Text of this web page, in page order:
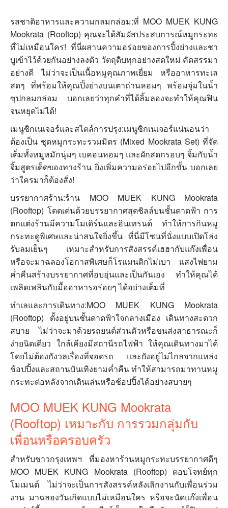
รสชาติอาหารและความกลมกล่อม:ที่ MOO MUEK KUNG
Mookrata (Rooftop) คุณจะได้สัมผัสประสบการณ์หมูกระทะ
ที่ไม่เหมือนใคร! ที่นี่ผสานความอร่อยของการปิ้งย่างและชา
บูเข้าไว้ด้วยกันอย่างลงตัว วัตถุดิบทุกอย่างสดใหม่ คัดสรรมา
อย่างดี ไม่ว่าจะเป็นเนื้อหมูคุณภาพเยี่ยม หรืออาหารทะเล
สดๆ ที่พร้อมให้คุณปิ้งย่างบนเตาถ่านหอมๆ พร้อมจุ่มในน้ำ
ซุปกลมกล่อม บอกเลยว่าทุกคำที่ได้ลิ้มลองจะทำให้คุณฟิน
จนหยุดไม่ได้!
เมนูซิกเนเจอร์และสไตล์การปรุง:เมนูซิกเนเจอร์แน่นอนว่า
ต้องเป็น ชุดหมูกระทะรวมมิตร (Mixed Mookrata Set) ที่จัด
เต็มทั้งหมูหมักนุ่มๆ เบคอนหอมๆ และผักสดกรอบๆ จิ้มกับน้ำ
จิ้มสูตรเด็ดของทางร้าน ยิ่งเพิ่มความอร่อยไปอีกขั้น บอกเลย
ว่าใครมาก็ต้องสั่ง!
บรรยากาศร้าน:ร้าน MOO MUEK KUNG Mookrata
(Rooftop) โดดเด่นด้วยบรรยากาศสุดชิลล์บนชั้นดาดฟ้า การ
ตกแต่งร้านมีความโมเดิร์นและอินเทรนด์ ทำให้การกินหมู
กระทะดูพิเศษและน่าสนใจยิ่งขึ้น ที่นี่มีโซนที่นั่งแบบเปิดโล่ง
รับลมเย็นๆ เหมาะสำหรับการสังสรรค์เฮฮากับแก๊งเพื่อน
หรือจะมาฉลองโอกาสพิเศษก็โรแมนติกไม่เบา แสงไฟยาม
ค่ำคืนสร้างบรรยากาศที่อบอุ่นและเป็นกันเอง ทำให้คุณได้
เพลิดเพลินกับมื้ออาหารอร่อยๆ ได้อย่างเต็มที่
ทำเลและการเดินทาง:MOO MUEK KUNG Mookrata
(Rooftop) ตั้งอยู่บนชั้นดาดฟ้าใจกลางเมือง เดินทางสะดวก
สบาย ไม่ว่าจะมาด้วยรถยนต์ส่วนตัวหรือขนส่งสาธารณะก็
ง่ายนิดเดียว ใกล้เคียงมีสถานีรถไฟฟ้า ให้คุณเดินทางมาได้
โดยไม่ต้องกังวลเรื่องที่จอดรถ และยังอยู่ไม่ไกลจากแหล่ง
ช้อปปิ้งและสถานบันเทิงยามค่ำคืน ทำให้สามารถมาทานหมู
กระทะต่อหลังจากเดินเล่นหรือช้อปปิ้งได้อย่างสบายๆ
MOO MUEK KUNG Mookrata
(Rooftop) เหมาะกับ การรวมกลุ่มกับ
เพื่อนหรือครอบครัว
สำหรับชาวกรุงเทพฯ ที่มองหาร้านหมูกระทะบรรยากาศดีๆ
MOO MUEK KUNG Mookrata (Rooftop) ตอบโจทย์ทุก
โมเมนต์ ไม่ว่าจะเป็นการสังสรรค์หลังเลิกงานกับเพื่อนร่วม
งาน มาฉลองวันเกิดแบบไม่เหมือนใคร หรือจะนัดแก๊งเพื่อน